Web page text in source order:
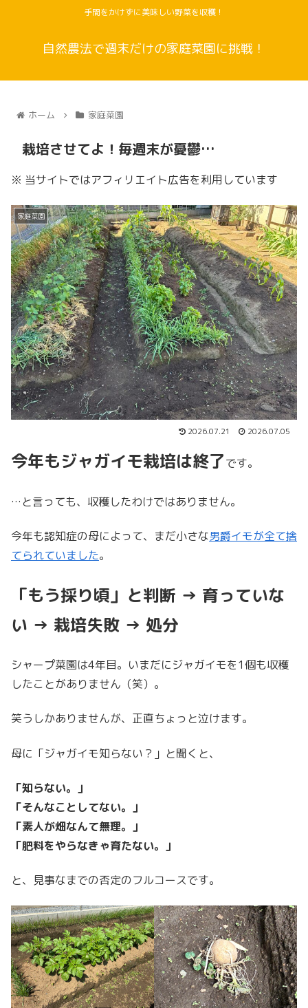
手間をかけずに美味しい野菜を収穫！
自然農法で週末だけの家庭菜園に挑戦！
ホーム 家庭菜園
栽培させてよ！毎週末が憂鬱…
※ 当サイトではアフィリエイト広告を利用しています
家庭菜園
2026.07.21 2026.07.05
今年もジャガイモ栽培は終了です。
…と言っても、収穫したわけではありません。
今年も認知症の母によって、まだ小さな男爵イモが全て捨
てられていました。
「もう採り頃」と判断 → 育っていな
い → 栽培失敗 → 処分
シャープ菜園は4年目。いまだにジャガイモを1個も収穫
したことがありません（笑）。
笑うしかありませんが、正直ちょっと泣けます。
母に「ジャガイモ知らない？」と聞くと、
「知らない。」
「そんなことしてない。」
「素人が畑なんて無理。」
「肥料をやらなきゃ育たない。」
と、見事なまでの否定のフルコースです。